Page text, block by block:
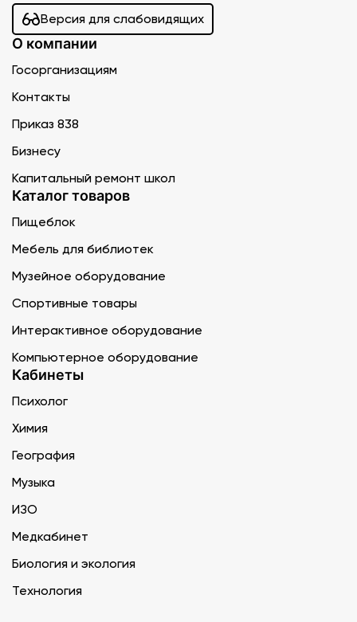
Версия для слабовидящих
О компании
Госорганизациям
Контакты
Приказ 838
Бизнесу
Капитальный ремонт школ
Каталог товаров
Пищеблок
Мебель для библиотек
Музейное оборудование
Спортивные товары
Интерактивное оборудование
Компьютерное оборудование
Кабинеты
Психолог
Химия
География
Музыка
ИЗО
Медкабинет
Биология и экология
Технология